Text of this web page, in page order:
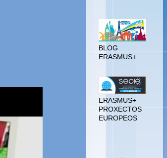
BLOG
ERASMUS+
ERASMUS+
PROXECTOS
EUROPEOS